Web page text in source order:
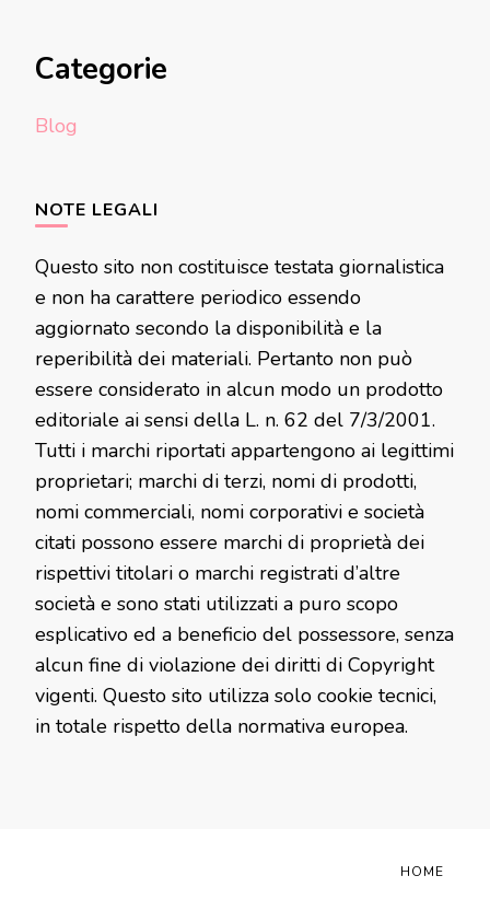
Categorie
Blog
NOTE LEGALI
Questo sito non costituisce testata giornalistica
e non ha carattere periodico essendo
aggiornato secondo la disponibilità e la
reperibilità dei materiali. Pertanto non può
essere considerato in alcun modo un prodotto
editoriale ai sensi della L. n. 62 del 7/3/2001.
Tutti i marchi riportati appartengono ai legittimi
proprietari; marchi di terzi, nomi di prodotti,
nomi commerciali, nomi corporativi e società
citati possono essere marchi di proprietà dei
rispettivi titolari o marchi registrati d’altre
società e sono stati utilizzati a puro scopo
esplicativo ed a beneficio del possessore, senza
alcun fine di violazione dei diritti di Copyright
vigenti. Questo sito utilizza solo cookie tecnici,
in totale rispetto della normativa europea.
HOME